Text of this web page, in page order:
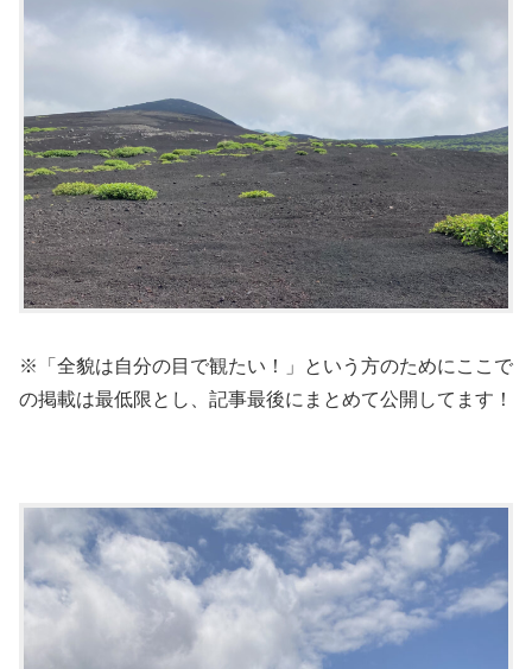
※「全貌は自分の目で観たい！」という方のためにここで
の掲載は最低限とし、記事最後にまとめて公開してます！